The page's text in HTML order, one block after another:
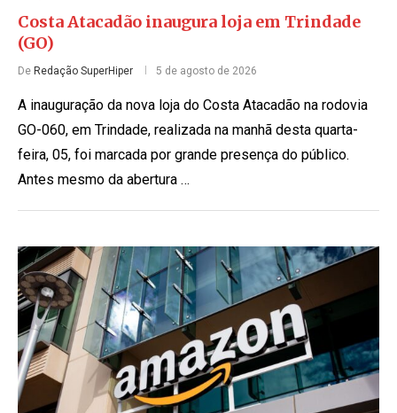
Costa Atacadão inaugura loja em Trindade
(GO)
De Redação SuperHiper 5 de agosto de 2026
A inauguração da nova loja do Costa Atacadão na rodovia
GO-060, em Trindade, realizada na manhã desta quarta-
feira, 05, foi marcada por grande presença do público.
Antes mesmo da abertura …